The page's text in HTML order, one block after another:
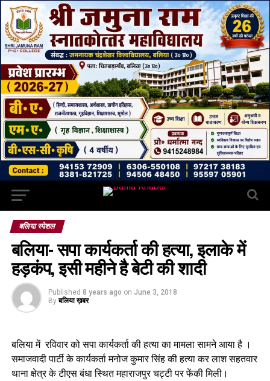
बलिया स्पेशल
बलिया- सपा कार्यकर्ता की हत्या, इलाके में
हड़कंप, इसी महीने है बेटी की शादी
Published 8 years ago on June 3, 2018
By बलिया ख़बर
बलिया में रविवार को सपा कार्यकर्ता की हत्या का मामला सामने आया है ।
समाजवादी पार्टी के कार्यकर्ता मनोज कुमार सिंह की हत्या कर लाश सहतवार
थाना क्षेत्र के टीएस बंधा स्थित महाराजपुर चट्टी पर फेंकी मिली।